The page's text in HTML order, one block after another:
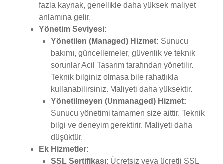
fazla kaynak, genellikle daha yüksek maliyet
anlamına gelir.
Yönetim Seviyesi:
Yönetilen (Managed) Hizmet: Sunucu
bakımı, güncellemeler, güvenlik ve teknik
sorunlar Acil Tasarım tarafından yönetilir.
Teknik bilginiz olmasa bile rahatlıkla
kullanabilirsiniz. Maliyeti daha yüksektir.
Yönetilmeyen (Unmanaged) Hizmet:
Sunucu yönetimi tamamen size aittir. Teknik
bilgi ve deneyim gerektirir. Maliyeti daha
düşüktür.
Ek Hizmetler:
SSL Sertifikası: Ücretsiz veya ücretli SSL